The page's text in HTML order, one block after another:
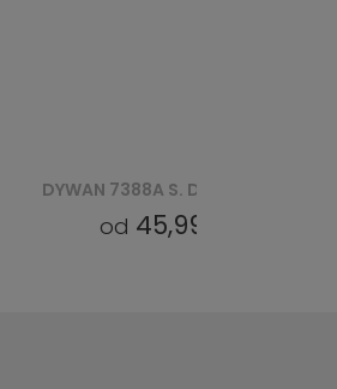
od45,99 zł